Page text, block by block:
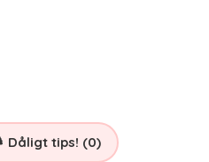
Dåligt tips! (0)